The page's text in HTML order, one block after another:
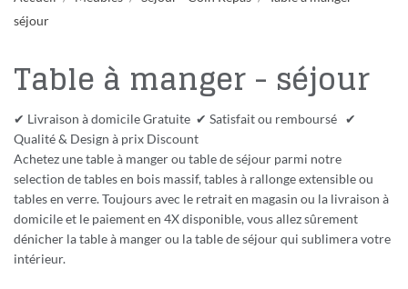
séjour
Table à manger - séjour
✔ Livraison à domicile Gratuite ✔ Satisfait ou remboursé ✔
Qualité & Design à prix Discount
Achetez une table à manger ou table de séjour parmi notre
selection de tables en bois massif, tables à rallonge extensible ou
tables en verre. Toujours avec le retrait en magasin ou la livraison à
domicile et le paiement en 4X disponible, vous allez sûrement
dénicher la table à manger ou la table de séjour qui sublimera votre
intérieur.